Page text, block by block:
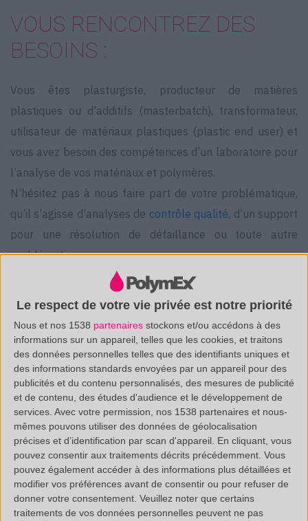
Le respect de votre vie privée est notre priorité
Nous et nos 1538 partenaires stockons et/ou accédons à des
informations sur un appareil, telles que les cookies, et traitons
des données personnelles telles que des identifiants uniques et
des informations standards envoyées par un appareil pour des
publicités et du contenu personnalisés, des mesures de publicité
et de contenu, des études d'audience et le développement de
services. Avec votre permission, nos 1538 partenaires et nous-
mêmes pouvons utiliser des données de géolocalisation
précises et d’identification par scan d'appareil. En cliquant, vous
pouvez consentir aux traitements décrits précédemment. Vous
pouvez également accéder à des informations plus détaillées et
modifier vos préférences avant de consentir ou pour refuser de
donner votre consentement. Veuillez noter que certains
traitements de vos données personnelles peuvent ne pas
VOUS RENCONTREZ DES
BESOINS :
Vous êtes plasturgiste, producteur de matières
plastiques ou d’additifs (masterbatch), transformateur,
utilisateur de matériaux plastiques (plastic end user) et
vous avez besoin des compétences d’un laboratoire pour
l’analyse de vos matériaux et polymères.
N’hésitez pas à nous faire part de votre problématique,
qu’il s’agisse d’analyses de contrôle qualité, d’un support
pour une résolution de défaillance ou toute autre
problématique.
POLYMEX VOUS
ACCOMPAGNE :
POLYMEX vous propose d’analyser vos matériaux et
polymères, qu’il s’agisse de :
Déformulationsur un produit de référence
Vérification deconformitésur une matière première
Quantification en adjuvant sur un matériau fini
...